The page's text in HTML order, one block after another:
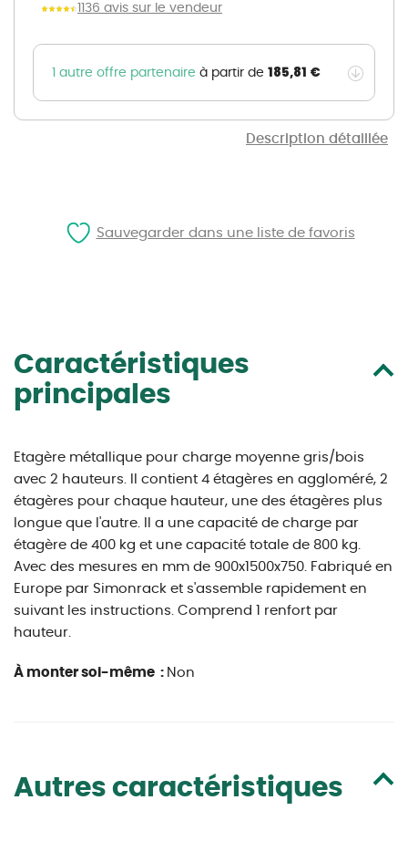
Description détaillée
1136 avis sur le vendeur
1 autre offre partenaire à partir de 185,81 €
Caractéristiques
principales
Etagère métallique pour charge moyenne gris/bois
avec 2 hauteurs. Il contient 4 étagères en aggloméré, 2
étagères pour chaque hauteur, une des étagères plus
longue que l'autre. Il a une capacité de charge par
étagère de 400 kg et une capacité totale de 800 kg.
Avec des mesures en mm de 900x1500x750. Fabriqué en
Europe par Simonrack et s'assemble rapidement en
suivant les instructions. Comprend 1 renfort par
hauteur.
À monter soi-même : Non
Autres caractéristiques
Sauvegarder dans une liste de favoris